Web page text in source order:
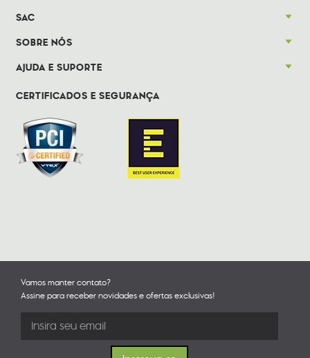
SAC
SOBRE NÓS
AJUDA E SUPORTE
CERTIFICADOS E SEGURANÇA
Vamos manter contato?
Assine para receber novidades e ofertas exclusivas!